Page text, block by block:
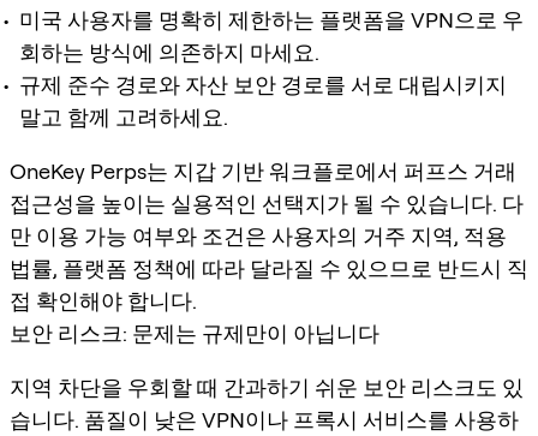
미국 사용자를 명확히 제한하는 플랫폼을 VPN으로 우
회하는 방식에 의존하지 마세요.
규제 준수 경로와 자산 보안 경로를 서로 대립시키지
말고 함께 고려하세요.
OneKey Perps는 지갑 기반 워크플로에서 퍼프스 거래
접근성을 높이는 실용적인 선택지가 될 수 있습니다. 다
만 이용 가능 여부와 조건은 사용자의 거주 지역, 적용
법률, 플랫폼 정책에 따라 달라질 수 있으므로 반드시 직
접 확인해야 합니다.
보안 리스크: 문제는 규제만이 아닙니다
지역 차단을 우회할 때 간과하기 쉬운 보안 리스크도 있
습니다. 품질이 낮은 VPN이나 프록시 서비스를 사용하